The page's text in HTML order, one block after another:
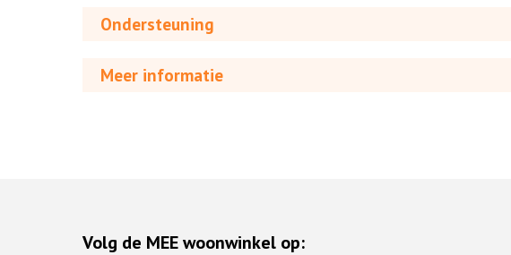
Ondersteuning
Meer informatie
Volg de MEE woonwinkel op: